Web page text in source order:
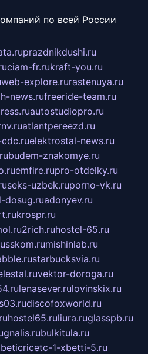
по всей России
prazdnikdushi.ru
ciam-fr.rukraft-you.ru
web-explore.rurastenuya.ru
news.rufreeride-team.ru
autostudiopro.ru
atlantpereezd.ru
elektrostal-news.ru
budem-znakomye.ru
emfire.rupro-otdelky.ru
seks-uzbek.ruporno-vk.ru
dosug.ruadonyev.ru
krospr.ru
2rich.ruhostel-65.ru
mishinlab.ru
starbucksvia.ru
vektor-doroga.ru
lenasever.rulovinskix.ru
discofoxworld.ru
hostel65.ruliura.ruglasspb.ru
gnalis.rubulkitula.ru
1-xbetti-5.ru